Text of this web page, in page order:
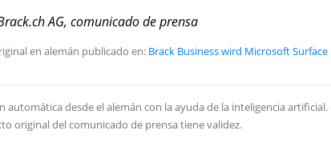
AG, comunicado de prensa
en alemán publicado en: Brack Business wird Microsoft
automática desde el alemán con la ayuda de la inteligencia
original del comunicado de prensa tiene validez.